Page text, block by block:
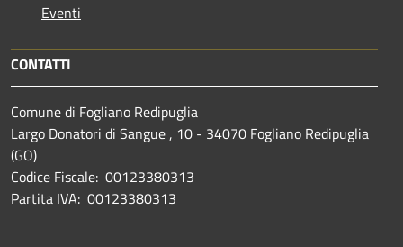
Eventi
CONTATTI
Comune di Fogliano Redipuglia
Largo Donatori di Sangue , 10 - 34070 Fogliano Redipuglia
(GO)
Codice Fiscale: 00123380313
Partita IVA: 00123380313